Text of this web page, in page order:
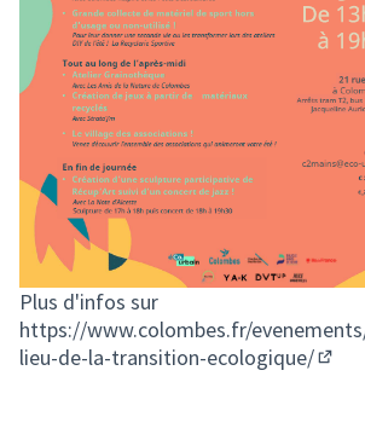
Plus d'infos sur
https://www.colombes.fr/
lieu-de-la-transition-ecologique/